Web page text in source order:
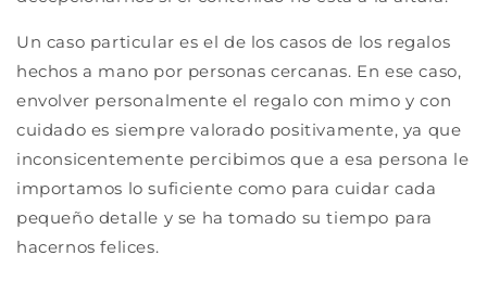
Un caso particular es el de los casos de los regalos
hechos a mano por personas cercanas. En ese caso,
envolver personalmente el regalo con mimo y con
cuidado es siempre valorado positivamente, ya que
inconsicentemente percibimos que a esa persona le
importamos lo suficiente como para cuidar cada
pequeño detalle y se ha tomado su tiempo para
hacernos felices.